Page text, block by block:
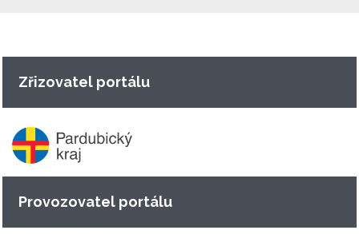
Zřizovatel portálu
Provozovatel portálu